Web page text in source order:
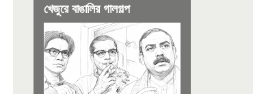
খেজুরে বাঙালির গালগল্প